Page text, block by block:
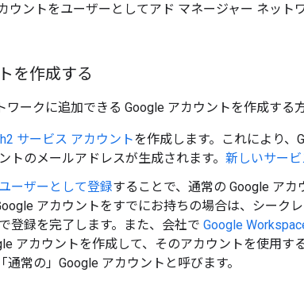
ウントをユーザーとしてアド マネージャー ネット
を作成する
ワークに追加できる Google アカウントを作成する
サービス アカウントを作成します。これにより、
トのメールアドレスが生成されます。 新しいサー
ーザーとして登録することで、通常の Google アカ
アカウントをすでにお持ちの場合は、シーク
登録を完了します。また、会社で Google
アカウントを作成して、そのアカウントを使用す
常の」Google アカウントと呼びます。